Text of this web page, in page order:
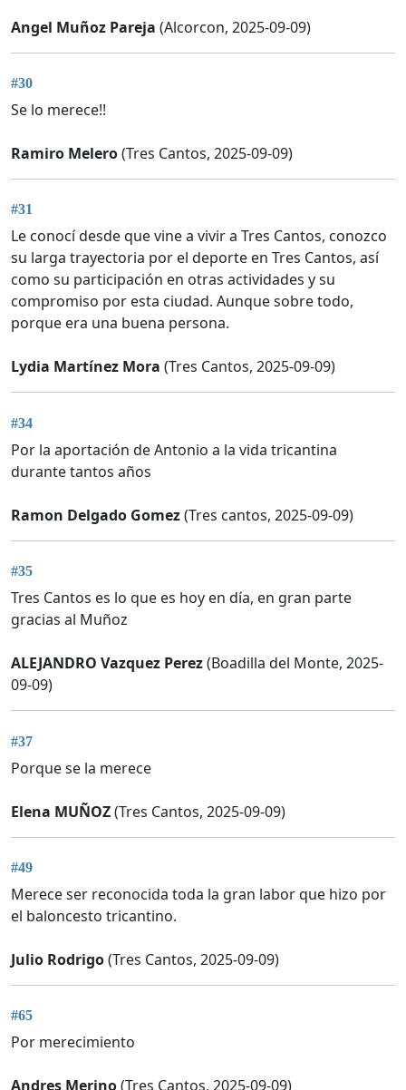
Angel Muñoz Pareja (Alcorcon, 2025-09-09)
#30
Se lo merece!!
Ramiro Melero(Tres Cantos, 2025-09-09)
#31
Le conocí desde que vine a vivir a Tres Cantos, conozco
su larga trayectoria por el deporte en Tres Cantos, así
como su participación en otras actividades y su
compromiso por esta ciudad. Aunque sobre todo,
porque era una buena persona.
Lydia Martínez Mora (Tres Cantos, 2025-09-09)
#34
Por la aportación de Antonio a la vida tricantina
durante tantos años
Ramon Delgado Gomez(Tres cantos, 2025-09-09)
#35
Tres Cantos es lo que es hoy en día, en gran parte
gracias al Muñoz
ALEJANDRO Vazquez Perez(Boadilla del Monte, 2025-
09-09)
#37
Porque se la merece
Elena MUÑOZ(Tres Cantos, 2025-09-09)
#49
Merece ser reconocida toda la gran labor que hizo por
el baloncesto tricantino.
Julio Rodrigo(Tres Cantos, 2025-09-09)
#65
Por merecimiento
Andres Merino(Tres Cantos, 2025-09-09)